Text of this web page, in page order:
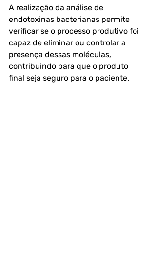
A realização da análise de
endotoxinas bacterianas permite
verificar se o processo produtivo foi
capaz de eliminar ou controlar a
presença dessas moléculas,
contribuindo para que o produto
final seja seguro para o paciente.